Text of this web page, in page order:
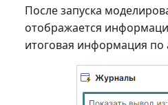
После запуска
отображается
итоговая информация по